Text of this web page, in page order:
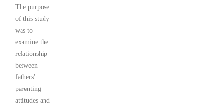
The purpose
of this study
was to
examine the
relationship
between
fathers'
parenting
attitudes and